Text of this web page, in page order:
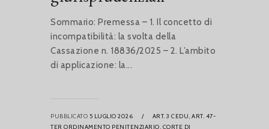
Sommario: Premessa – 1. Il concetto di
incompatibilità: la svolta della
Cassazione n. 18836/2025 – 2. L’ambito
di applicazione: la...
PUBBLICATO 5 LUGLIO 2026 / ART. 3 CEDU, ART. 47-
TER ORDINAMENTO PENITENZIARIO, CORTE DI